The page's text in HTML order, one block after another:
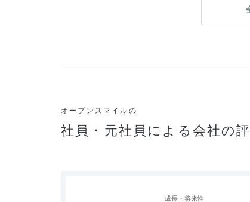
オープンスマイルの
社員・元社員による会社の
成長・将来性